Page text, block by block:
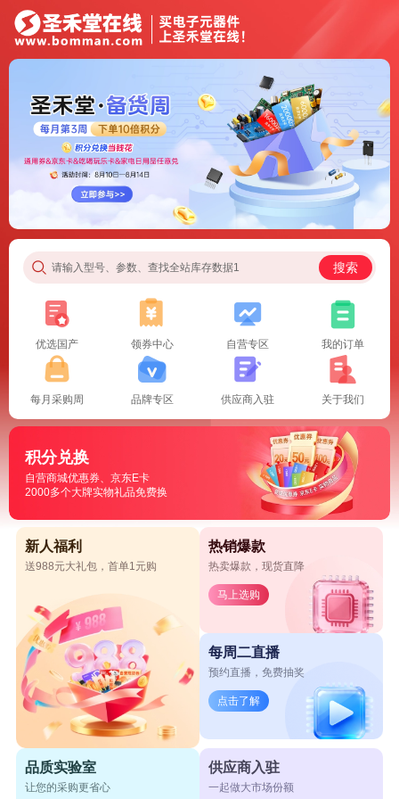
请输入型号、参数、查找全站库存数据1 搜索
优选国产 领券中心 自营专区 我的订单
每月采购周 品牌专区 供应商入驻 关于我们
积分兑换
自营商城优惠券、京东E卡
2000多个大牌实物礼品免费换
新人福利
送988元大礼包，首单1元购
热销爆款
热卖爆款，现货直降
马上选购
每周二直播
预约直播，免费抽奖
点击了解
品质实验室
让您的采购更省心
供应商入驻
一起做大市场份额